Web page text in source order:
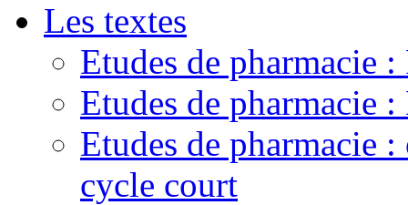
Les textes
Etudes de pharmacie :
Etudes de pharmacie
Etudes de pharmacie
cycle court